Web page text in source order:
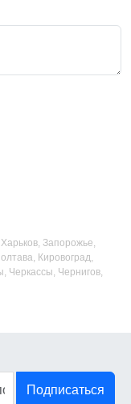
Запорожье,
Кировоград,
Черкассы, Чернигов,
Подписаться